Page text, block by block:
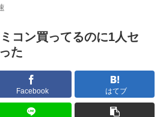
コン買ってるのに1人セ
た
Facebook はてブ